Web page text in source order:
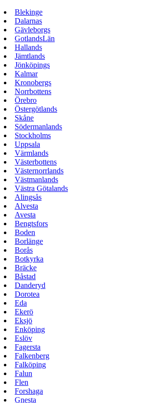
Blekinge
Dalarnas
Gävleborgs
GotlandsLän
Hallands
Jämtlands
Jönköpings
Kalmar
Kronobergs
Norrbottens
Örebro
Östergötlands
Skåne
Södermanlands
Stockholms
Uppsala
Värmlands
Västerbottens
Västernorrlands
Västmanlands
Västra Götalands
Alingsås
Alvesta
Avesta
Bengtsfors
Boden
Borlänge
Borås
Botkyrka
Bräcke
Båstad
Danderyd
Dorotea
Eda
Ekerö
Eksjö
Enköping
Eslöv
Fagersta
Falkenberg
Falköping
Falun
Flen
Forshaga
Gnesta